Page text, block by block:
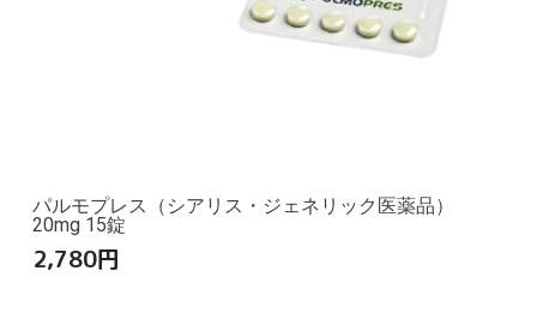
パルモプレス（シアリス・ジェネリック医薬品）
20mg 15錠
2,780円